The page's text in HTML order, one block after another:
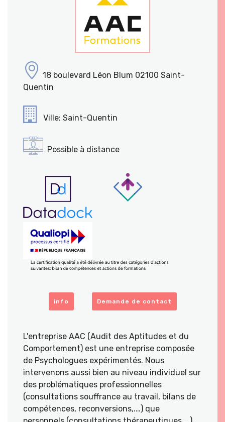
18 boulevard Léon Blum 02100 Saint-
Quentin
Ville: Saint-Quentin
Possible à distance
info Demande de contact
L'entreprise AAC (Audit des Aptitudes et du
Comportement) est une entreprise composée
de Psychologues expérimentés. Nous
intervenons aussi bien au niveau individuel sur
des problématiques professionnelles
(consultations souffrance au travail, bilans de
compétences, reconversions,.…) que